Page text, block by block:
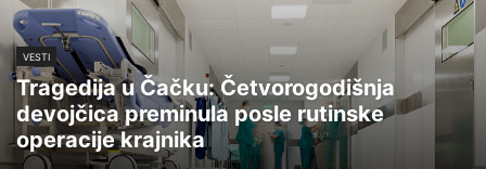
VESTI
Tragedija u Čačku: Četvorogodišnja
devojčica preminula posle rutinske
operacije krajnika